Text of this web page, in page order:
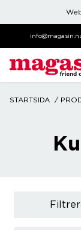
STARTSIDA